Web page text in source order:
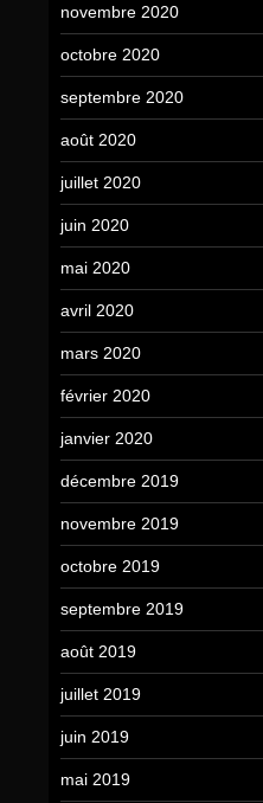
novembre 2020
octobre 2020
septembre 2020
août 2020
juillet 2020
juin 2020
mai 2020
avril 2020
mars 2020
février 2020
janvier 2020
décembre 2019
novembre 2019
octobre 2019
septembre 2019
août 2019
juillet 2019
juin 2019
mai 2019